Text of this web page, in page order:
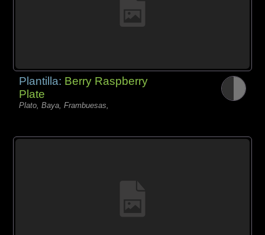
Plantilla: Berry Raspberry
Plate
Plato, Baya, Frambuesas,